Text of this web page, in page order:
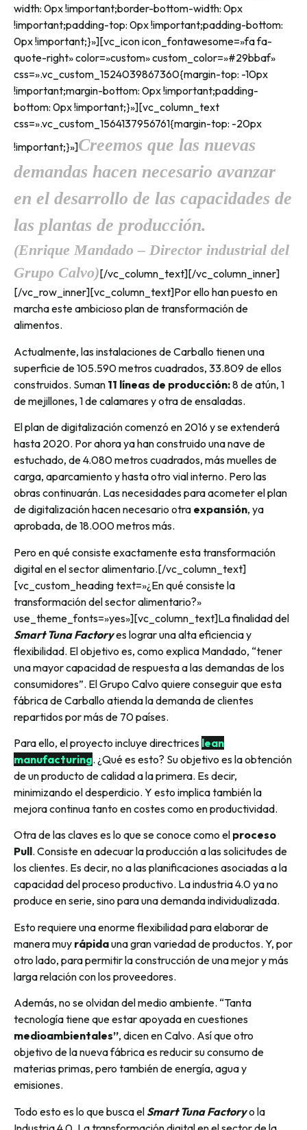
width: 0px !important;border-bottom-width: 0px
!important;padding-top: 0px !important;padding-bottom:
0px !important;}»][vc_icon icon_fontawesome=»fa fa-
quote-right» color=»custom» custom_color=»#29bbaf»
css=».vc_custom_1524039867360{margin-top: -10px
!important;margin-bottom: 0px !important;padding-
bottom: 0px !important;}»][vc_column_text
css=».vc_custom_1564137956761{margin-top: -20px
!important;}»]Creemos que las nuevas
demandas hacen necesario avanzar
en el desarrollo de las capacidades de
las plantas de producción.
(Enrique Mandado – Director industrial del
Grupo Calvo)[/vc_column_text][/vc_column_inner]
[/vc_row_inner][vc_column_text]Por ello han puesto en
marcha este ambicioso plan de transformación de
alimentos.
Actualmente, las instalaciones de Carballo tienen una
superficie de 105.590 metros cuadrados, 33.809 de ellos
construidos. Suman 11 líneas de producción:8 de atún, 1
de mejillones, 1 de calamares y otra de ensaladas.
El plan de digitalización comenzó en 2016 y se extenderá
hasta 2020. Por ahora ya han construido una nave de
estuchado, de 4.080 metros cuadrados, más muelles de
carga, aparcamiento y hasta otro vial interno. Pero las
obras continuarán. Las necesidades para acometer el plan
de digitalización hacen necesario otra expansión, ya
aprobada, de 18.000 metros más.
Pero en qué consiste exactamente esta transformación
digital en el sector alimentario.[/vc_column_text]
[vc_custom_heading text=»¿En qué consiste la
transformación del sector alimentario?»
use_theme_fonts=»yes»][vc_column_text]La finalidad del
Smart Tuna Factoryes lograr una alta eficiencia y
flexibilidad. El objetivo es, como explica Mandado, “tener
una mayor capacidad de respuesta a las demandas de los
consumidores”. El Grupo Calvo quiere conseguir que esta
fábrica de Carballo atienda la demanda de clientes
repartidos por más de 70 países.
Para ello, el proyecto incluye directrices lean
manufacturing. ¿Qué es esto? Su objetivo es la obtención
de un producto de calidad a la primera. Es decir,
minimizando el desperdicio. Y esto implica también la
mejora continua tanto en costes como en productividad.
Otra de las claves es lo que se conoce como el proceso
Pull. Consiste en adecuar la producción a las solicitudes de
los clientes. Es decir, no a las planificaciones asociadas a la
capacidad del proceso productivo. La industria 4.0 ya no
produce en serie, sino para una demanda individualizada.
Esto requiere una enorme flexibilidad para elaborar de
manera muy rápidauna gran variedad de productos. Y, por
otro lado, para permitir la construcción de una mejor y más
larga relación con los proveedores.
Además, no se olvidan del medio ambiente. “Tanta
tecnología tiene que estar apoyada en cuestiones
medioambientales”, dicen en Calvo. Así que otro
objetivo de la nueva fábrica es reducir su consumo de
materias primas, pero también de energía, agua y
emisiones.
Todo esto es lo que busca elSmart Tuna Factoryo la